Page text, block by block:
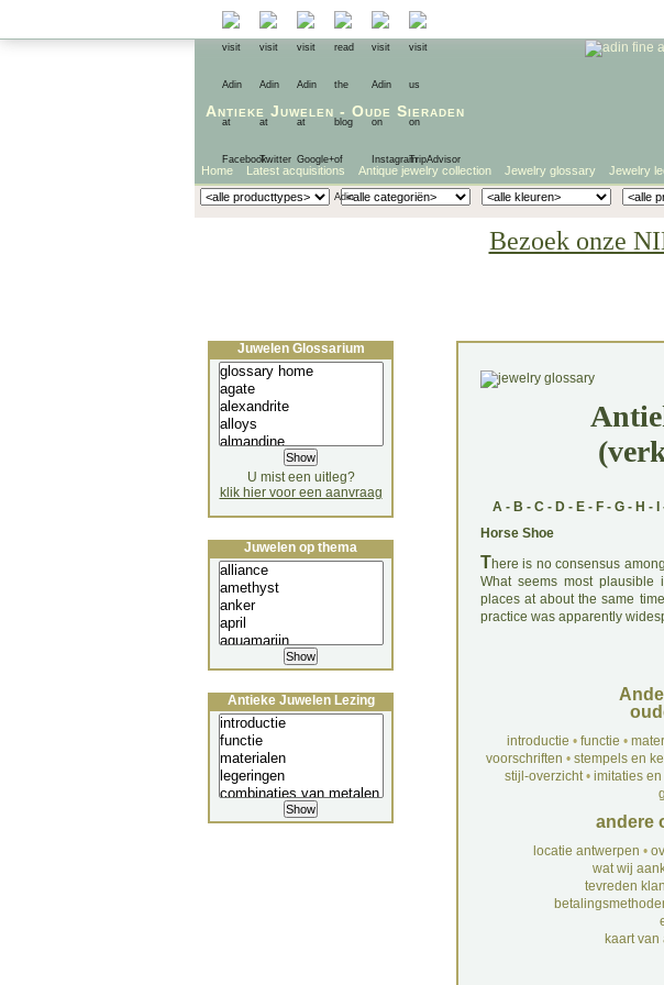
Antieke Juwelen - Oude Sieraden
Home Latest acquisitions Antique jewelry collection Jewelry glossary Jewelry
Bezoek onze
A - B - C - D - E - F - G - H -
Horse Shoe
There is no consensus
What seems most plausible
places at about the same
practice was apparently
introductie • functie •
voorschriften • stempels en
stijl-overzicht• imitaties
andere
locatie antwerpen •
wat wij
tevreden
kaart
Juwelen Glossarium
U mist een uitleg?
klik hier voor een aanvraag
Juwelen op thema
Antieke Juwelen Lezing